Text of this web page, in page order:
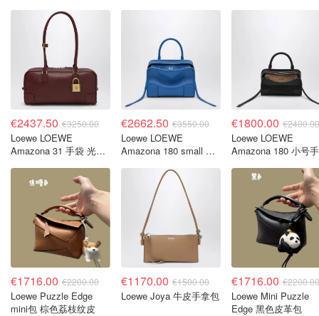
€2437.50 €3250.00
Loewe LOEWE
Amazona 31 手袋 光面
€2662.50 €3550.00
Loewe LOEWE
Amazona 180 small 宝
€1800.00 €2400.00
Loewe LOEWE
Amazona 180 小号
€1716.00 €2200.00
Loewe Puzzle Edge
mini包 棕色荔枝纹皮
€1170.00 €1500.00
Loewe Joya 牛皮手拿包
€1716.00 €2200.00
Loewe Mini Puzzle
Edge 黑色皮革包